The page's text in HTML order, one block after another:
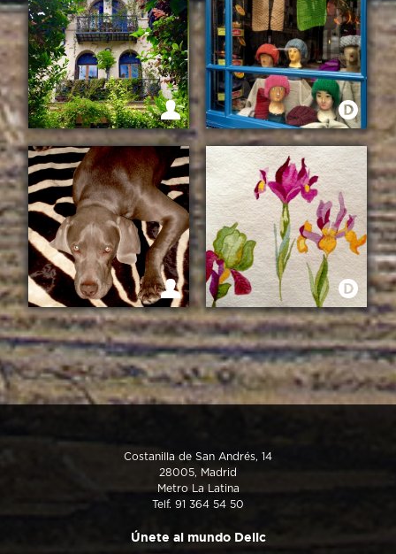
UNA CASA DE CUENTO LANA
AMOR VERDADERO
ACUARELAS DE
COLORES
Costanilla de San Andrés, 14
28005, Madrid
Metro La Latina
Telf. 91 364 54 50
Únete al mundo Delic